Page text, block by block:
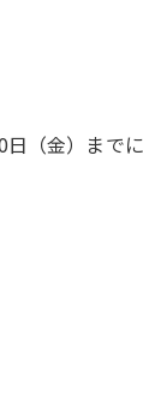
（金）まで